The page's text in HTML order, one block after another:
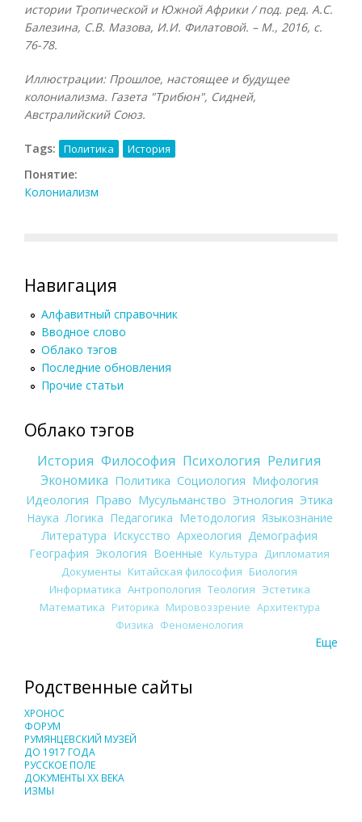
истории Тропической и Южной Африки / под. ред. А.С.
Балезина, С.В. Мазова, И.И. Филатовой. – М., 2016, с.
76-78.
Иллюстрации: Прошлое, настоящее и будущее
колониализма. Газета "Трибюн", Сидней,
Австралийский Союз.
Tags: Политика История
Понятие:
Колониализм
Навигация
Алфавитный справочник
Вводное слово
Облако тэгов
Последние обновления
Прочие статьи
Облако тэгов
История Философия Психология Религия
Экономика Политика Социология Мифология
Идеология Право Мусульманство Этнология Этика
Наука Логика Педагогика Методология Языкознание
Литература Искусство Археология Демография
География Экология Военные Культура
Дипломатия
Документы Китайская философия Биология
Информатика Антропология Теология Эстетика
Математика Риторика Мировоззрение Архитектура
Физика Феноменология
Еще
Родственные сайты
ХРОНОС
ФОРУМ
РУМЯНЦЕВСКИЙ МУЗЕЙ
ДО 1917 ГОДА
РУССКОЕ ПОЛЕ
ДОКУМЕНТЫ XX ВЕКА
ИЗМЫ